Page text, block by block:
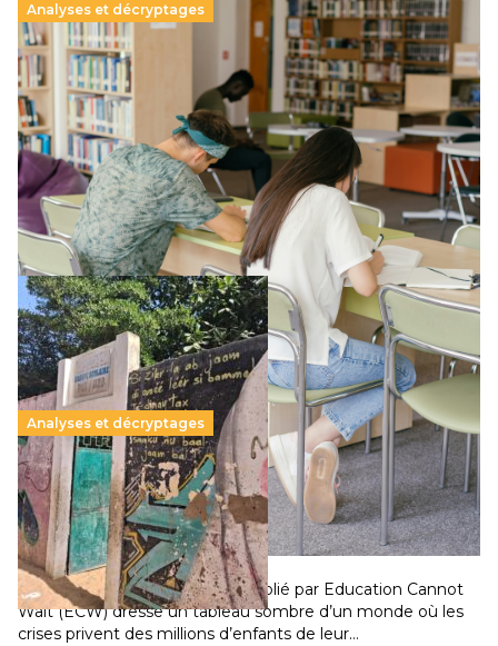
Analyses et décryptages
Supérieur privé : une dérive qui met à mal la
promesse républicaine
11 juillet 2026-
Le projet de loi sur la régulation de l’enseignement
supérieur privé met en lumière l’amplification d’un système
qui relègue l’acte pédagogique au superfétatoire, voire à…
Lire la suite →
Analyses et décryptages
258 millions d’enfants victimes de la guerre, des
chocs climatiques et des déplacements de
population
11 juillet 2026- National
Un nouveau rapport mondial publié par Education Cannot
Wait (ECW) dresse un tableau sombre d’un monde où les
crises privent des millions d’enfants de leur…